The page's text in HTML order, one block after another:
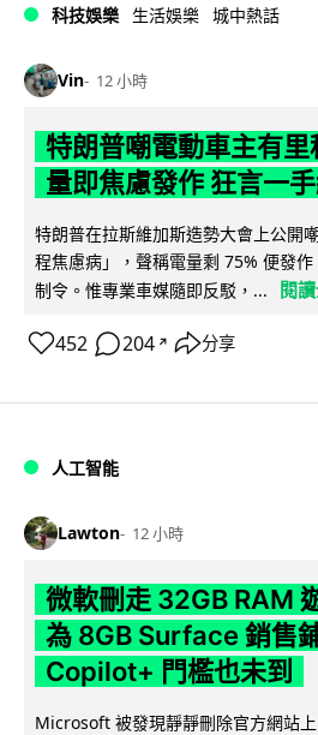
科技娛樂 生活娛樂 城中熱話
Vin 12 小時
特朗普嘲電動車主有
量即焦慮發作 狂言一
特朗普在拉斯維加斯造勢大會上公開
程焦慮病」，聲稱電量剩 75% 便發
制令。惟專業車媒隨即反駁，...
閱
452 204 ↗ 分享
人工智能
Lawton 12 小時
微軟刪走 32GB RAM
為 8GB Surface 銷售
Copilot+ 門檻也未到
Microsoft 被發現靜靜刪除官方網站